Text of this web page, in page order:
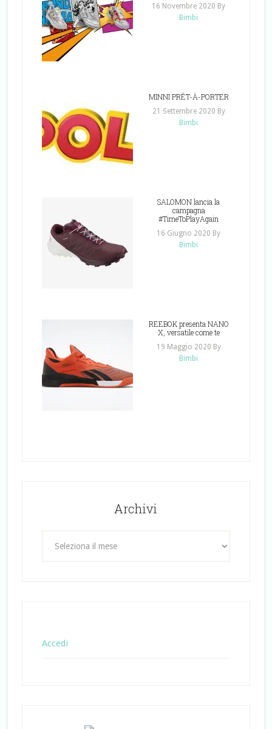
16 Novembre 2020 By
Bimbi
MINNI PRÊT-À-PORTER
21 Settembre 2020 By
Bimbi
SALOMON lancia la
campagna
#TimeToPlayAgain
16 Giugno 2020 By
Bimbi
REEBOK presenta NANO
X, versatile come te
19 Maggio 2020 By
Bimbi
Archivi
Accedi